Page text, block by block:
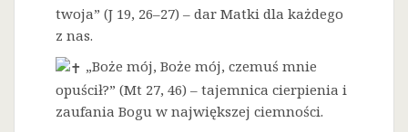
twoja” (J 19, 26–27) – dar Matki dla każdego
z nas.
„Boże mój, Boże mój, czemuś mnie
opuścił?” (Mt 27, 46) – tajemnica cierpienia i
zaufania Bogu w największej ciemności.